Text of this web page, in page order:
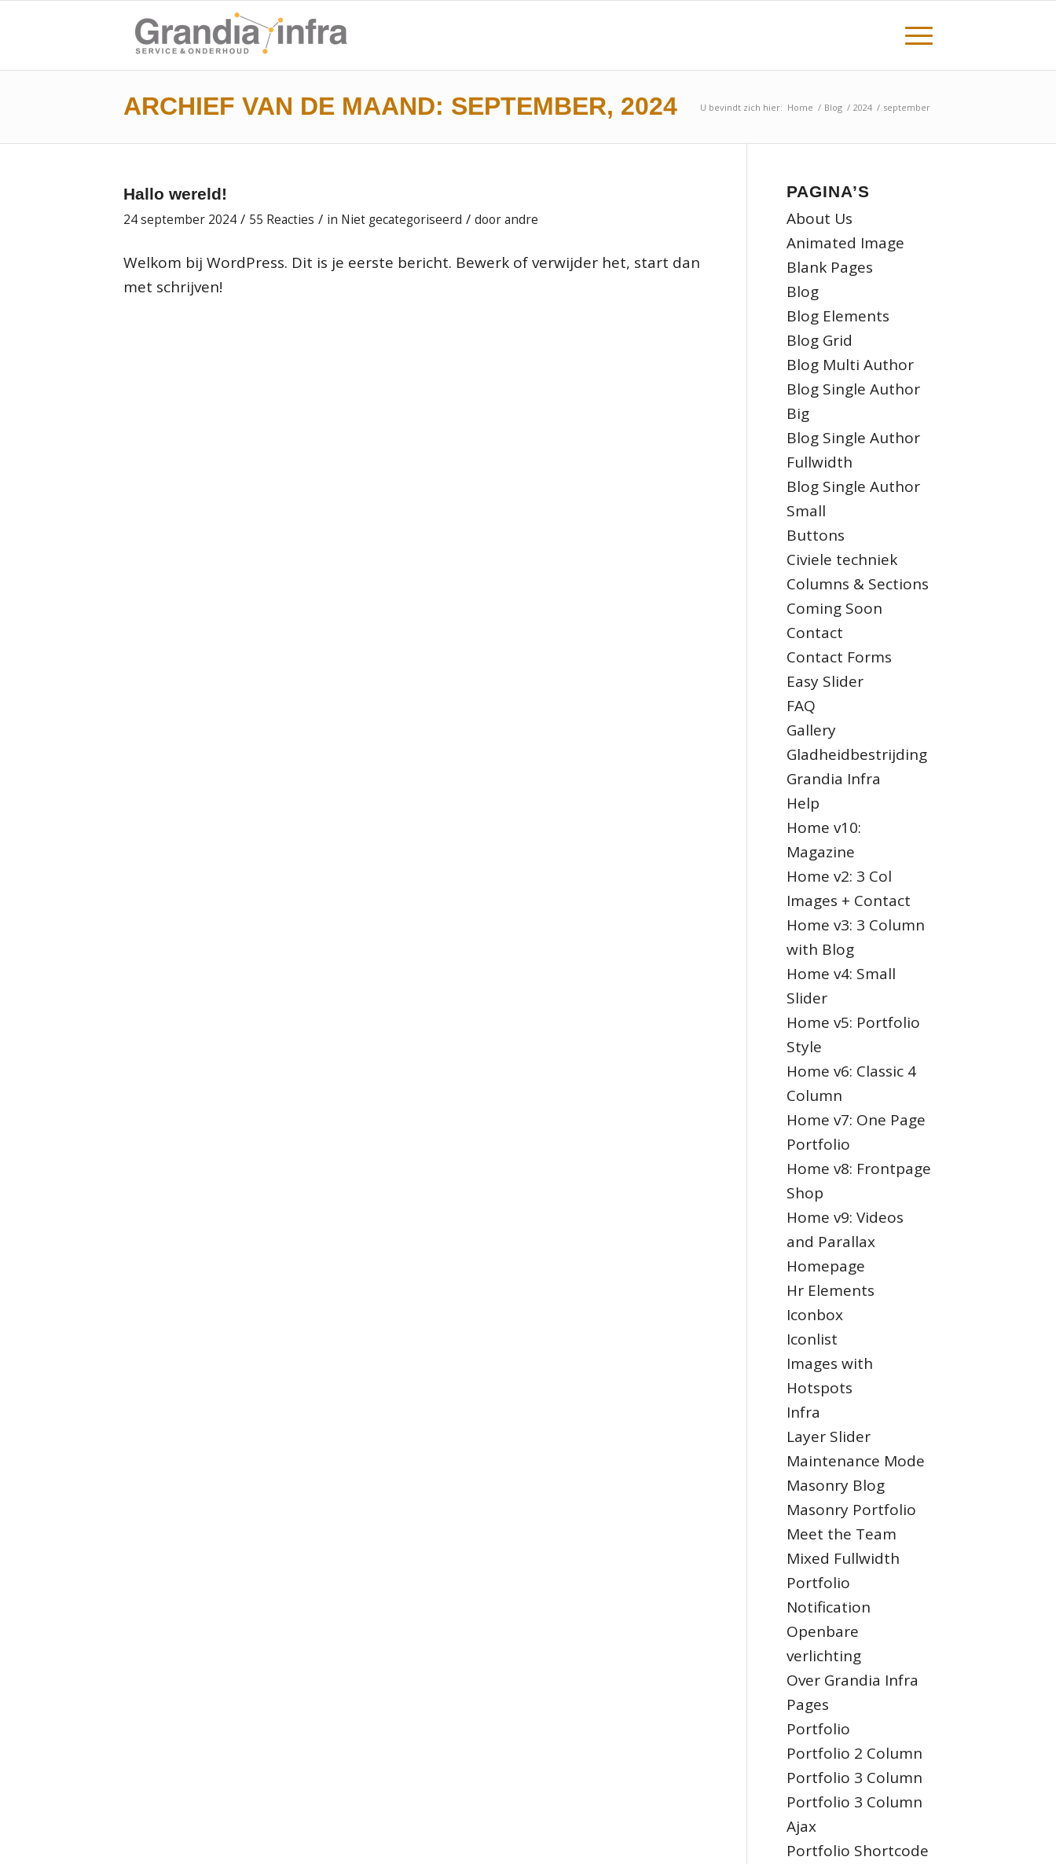
ARCHIEF VAN DE MAAND: SEPTEMBER, 2024 U bevindt zich hier: Home / Blog / 2024 / september
Hallo wereld!
24 september 2024 / 55 Reacties / in Niet gecategoriseerd / doorandre
Welkom bij WordPress. Dit is je eerste bericht. Bewerk of verwijder het, start dan
met schrijven!
PAGINA’S
About Us
Animated Image
Blank Pages
Blog
Blog Elements
Blog Grid
Blog Multi Author
Blog Single Author
Big
Blog Single Author
Fullwidth
Blog Single Author
Small
Buttons
Civiele techniek
Columns & Sections
Coming Soon
Contact
Contact Forms
Easy Slider
FAQ
Gallery
Gladheidbestrijding
Grandia Infra
Help
Home v10:
Magazine
Home v2: 3 Col
Images + Contact
Home v3: 3 Column
with Blog
Home v4: Small
Slider
Home v5: Portfolio
Style
Home v6: Classic 4
Column
Home v7: One Page
Portfolio
Home v8: Frontpage
Shop
Home v9: Videos
and Parallax
Homepage
Hr Elements
Iconbox
Iconlist
Images with
Hotspots
Infra
Layer Slider
Maintenance Mode
Masonry Blog
Masonry Portfolio
Meet the Team
Mixed Fullwidth
Portfolio
Notification
Openbare
verlichting
Over Grandia Infra
Pages
Portfolio
Portfolio 2 Column
Portfolio 3 Column
Portfolio 3 Column
Ajax
Portfolio Shortcode